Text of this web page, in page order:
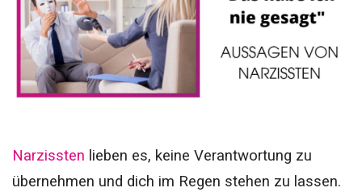
Narzissten lieben es, keine Verantwortung zu
übernehmen und dich im Regen stehen zu lassen.